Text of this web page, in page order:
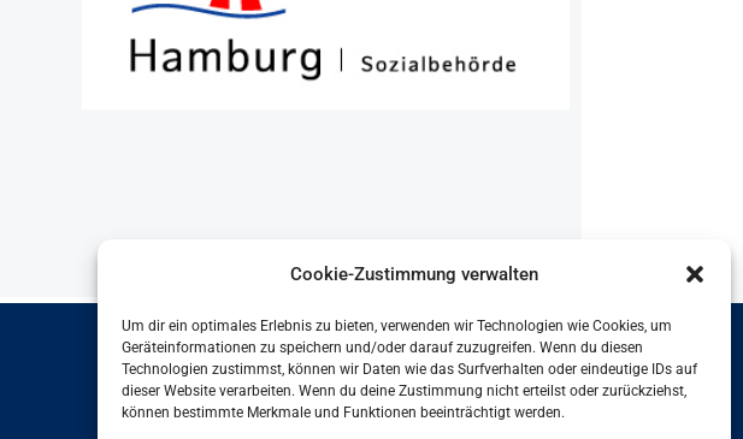
Cookie-Zustimmung verwalten
Um dir ein optimales Erlebnis zu bieten, verwenden wir Technologien wie Cookies, um
Geräteinformationen zu speichern und/oder darauf zuzugreifen. Wenn du diesen
Technologien zustimmst, können wir Daten wie das Surfverhalten oder eindeutige IDs auf
dieser Website verarbeiten. Wenn du deine Zustimmung nicht erteilst oder zurückziehst,
können bestimmte Merkmale und Funktionen beeinträchtigt werden.
Arbeit und Leben Hamburg GmbH
Besenbinderhof 60